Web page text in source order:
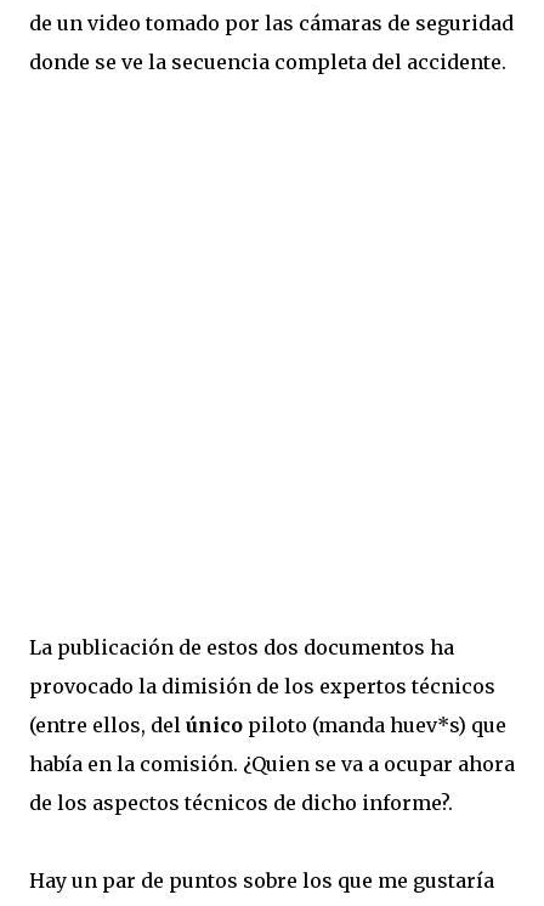
de un video tomado por las cámaras de seguridad
donde se ve la secuencia completa del accidente.
La publicación de estos dos documentos ha
provocado la dimisión de los expertos técnicos
(entre ellos, del único piloto (manda huev*s) que
había en la comisión. ¿Quien se va a ocupar ahora
de los aspectos técnicos de dicho informe?.
Hay un par de puntos sobre los que me gustaría